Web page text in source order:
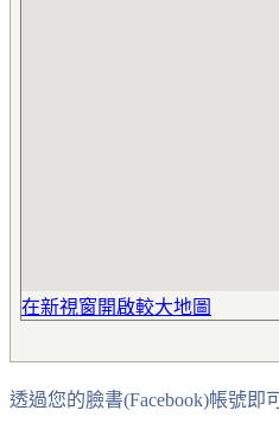
在新視窗開啟較大地圖
透過您的臉書(Facebook)帳號即